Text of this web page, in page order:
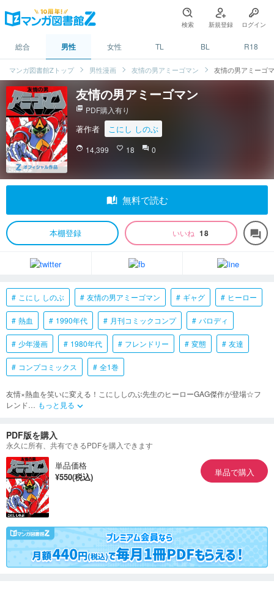
検索 新規登録 ログイン
総合 男性 女性 TL BL R18
マンガ図書館Zトップ 男性漫画 友情の男アミーゴマン 友情の男アミーゴ
友情の男アミーゴマン
picture_as_pdf PDF購入有り
著作者 こにし しのぶ
face 14,399 favorite_border 18 question_answer 0
auto_stories 無料で読む
本棚登録 いいね 18 forum
こにし しのぶ 友情の男アミーゴマン ギャグ ヒーロー
熱血 1990年代 月刊コミックコンプ パロディ
少年漫画 1980年代 フレンドリー 変態 友達
コンプコミックス 全1巻
友情×熱血を笑いに変える！こにししのぶ先生のヒーローGAG傑作が登場☆フ
レンド… もっと見る keyboard_arrow_down
PDF版を購入
永久に所有、共有できるPDFを購入できます
単品価格
¥550(税込)
単品で購入